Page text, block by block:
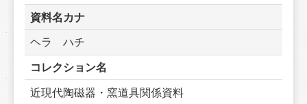
資料名カナ
ヘラ　ハチ
コレクション名
近現代陶磁器・窯道具関係資料